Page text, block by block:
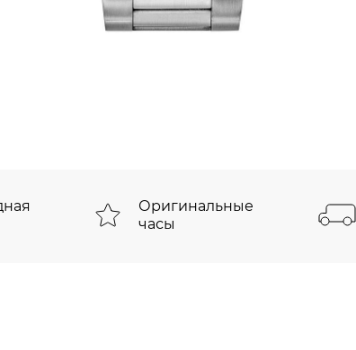
Оригинальные
часы